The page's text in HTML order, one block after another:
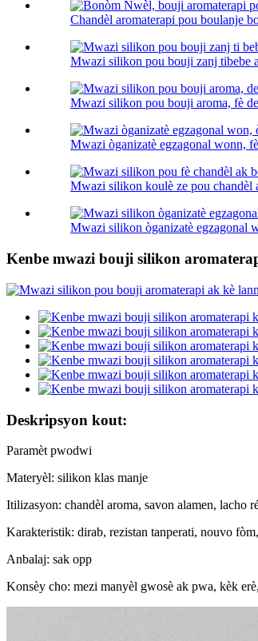
Chandèl aromaterapi pou boulanje
Mwazi silikon pou bouji zanj tibebe
Mwazi silikon pou bouji aroma, fè
Mwazi òganizatè egzagonal wonn,
Mwazi silikon koulè ze pou chandèl
Mwazi silikon òganizatè egzagonal
Kenbe mwazi bouji silikon
Deskripsyon kout:
Paramèt pwodwi
Materyèl: silikon klas manje
Itilizasyon: chandèl aroma, savon alamen, lacho
Karakteristik: dirab, rezistan tanperati, nouvo
Anbalaj: sak opp
Konsèy cho: mezi manyèl gwosè ak pwa, kèk